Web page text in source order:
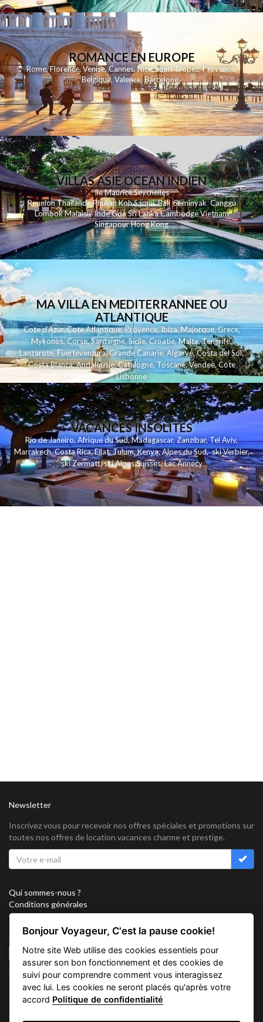
ROMANCE EN EUROPE
Rome,Florence,Venise,Cannes,Nice,Saint Tropez,Provence,
Belgique,Valence,Barcelone,
VILLAS ASIE OCEAN INDIEN
Ile MauriceSeychelles
ReunionThailandePhuketKohSamui Bali SeminyakCanggu
LombokMalaisieIndeGoaSri LankaCambodgeVietnam
SingapourHong Kong
MA VILLA EN MEDITERRANNEE OU
ATLANTIQUE
Cote d'Azur,Cote Atlantique,Provence,Ibiza,Majorque,Grece,
Mykonos,Corse,Sardaigne,Sicile,Croatie,Malte,Tenerife,
Lanzarote,Fuerteventura,Grande Canarie,Algarve,Costa del Sol,
Costa Blanca,Andalousie,Catalogne,Toscane,Vendee,Cote
Lisbonne
VACANCES INSOLITES
Rio de Janeiro,Afrique du Sud,Madagascar,Zanzibar,Tel Aviv,
Marrakech,Costa Rica,Eilat,Tulum,Kenya,Alpes du Sud,ski Verbier,
ski Zermatt,ski Alpes Suisses,Lac Annecy
Newsletter
Inscrivez vous pour recevoir nos offres spéciales et promotions sur
toutes nos offres de location vacances charme et prestige.
Qui sommes-nous ?
Conditions générales
Confidentialité
Partenariat
Sitemap
Cookies
Suivez nous sur
Vacation Key Corp. 2905 Point East Drive #L-215. Aventura.
Bonjour Voyageur, C'est la pause cookie!
Notre site Web utilise des cookies essentiels pour
assurer son bon fonctionnement et des cookies de
suivi pour comprendre comment vous interagissez
avec lui. Les cookies ne seront placés qu'après votre
accord Politique de confidentialité